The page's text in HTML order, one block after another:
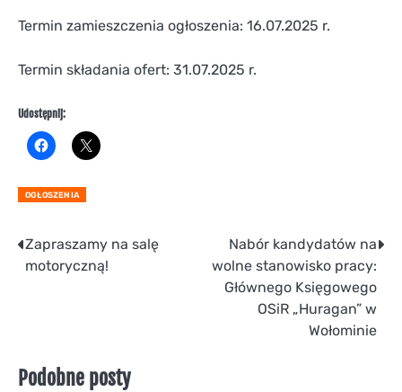
Termin zamieszczenia ogłoszenia: 16.07.2025 r.
Termin składania ofert: 31.07.2025 r.
Udostępnij:
OGŁOSZENIA
Nawigacja
wpisu
Zapraszamy na salę
motoryczną!
Nabór kandydatów na
wolne stanowisko pracy:
Głównego Księgowego
OSiR „Huragan” w
Wołominie
Podobne posty